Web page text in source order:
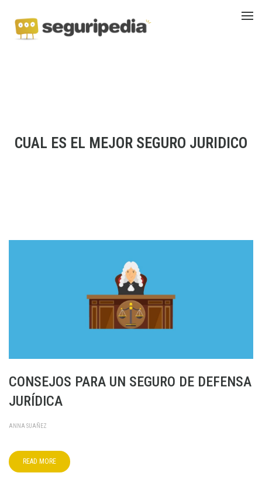
CUAL ES EL MEJOR SEGURO JURIDICO
CONSEJOS PARA UN SEGURO DE DEFENSA
JURÍDICA
ANNA SUAÑEZ
READ MORE